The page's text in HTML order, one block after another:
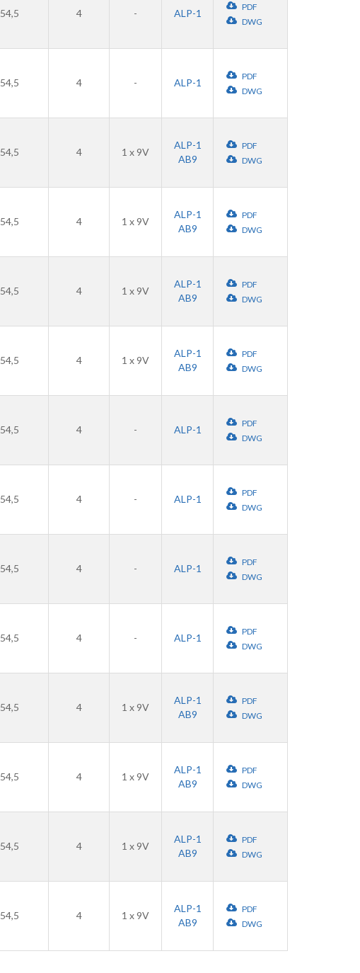
54,5 4 - ALP-1
PDF
DWG
54,5 4 - ALP-1
PDF
DWG
54,5 4 1 x 9V
ALP-1
AB9
PDF
DWG
54,5 4 1 x 9V
ALP-1
AB9
PDF
DWG
54,5 4 1 x 9V
ALP-1
AB9
PDF
DWG
54,5 4 1 x 9V
ALP-1
AB9
PDF
DWG
54,5 4 - ALP-1
PDF
DWG
54,5 4 - ALP-1
PDF
DWG
54,5 4 - ALP-1
PDF
DWG
54,5 4 - ALP-1
PDF
DWG
54,5 4 1 x 9V
ALP-1
AB9
PDF
DWG
54,5 4 1 x 9V
ALP-1
AB9
PDF
DWG
54,5 4 1 x 9V
ALP-1
AB9
PDF
DWG
54,5 4 1 x 9V
ALP-1
AB9
PDF
DWG